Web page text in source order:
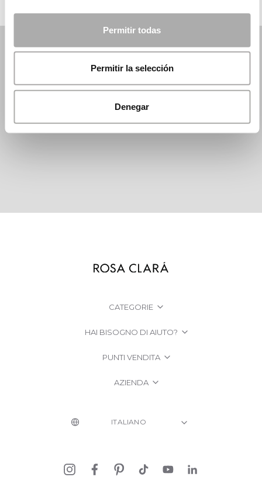
Permitir todas
Permitir la selección
Denegar
CATEGORIE
HAI BISOGNO DI AIUTO?
PUNTI VENDITA
AZIENDA